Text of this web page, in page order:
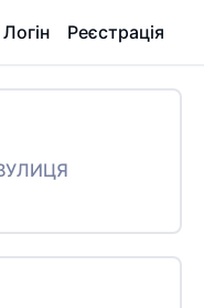
Логін Реєстрація
ВУЛИЦЯ